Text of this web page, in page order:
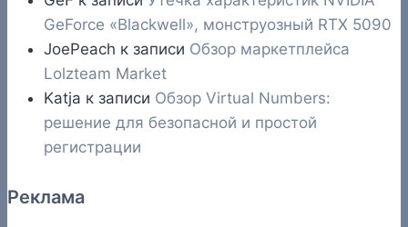
GeForce «Blackwell», монструозный RTX 5090
JoePeach к записи Обзор маркетплейса
Lolzteam Market
Katja к записи Обзор Virtual Numbers:
решение для безопасной и простой
регистрации
Реклама